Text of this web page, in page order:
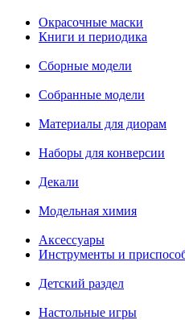
Окрасочные маски
Книги и периодика
Сборные модели
Собранные модели
Материалы для диорам
Наборы для конверсии
Декали
Модельная химия
Аксессуары
Инструменты и
Детский раздел
Настольные игры